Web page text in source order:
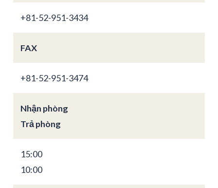
+81-52-951-3434
FAX
+81-52-951-3474
Nhận phòng
Trả phòng
15:00
10:00